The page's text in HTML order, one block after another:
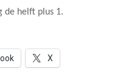
de helft plus 1.
X